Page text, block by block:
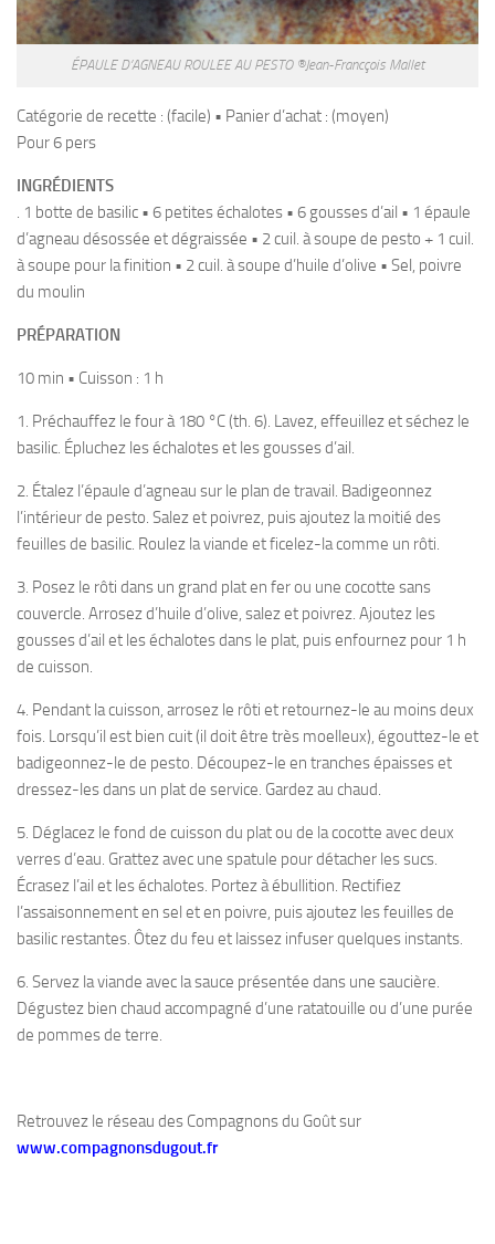
ÉPAULE D’AGNEAU ROULEE AU PESTO ®Jean-Francçois Mallet
Catégorie de recette : (facile) • Panier d’achat : (moyen)
Pour 6 pers
INGRÉDIENTS
. 1 botte de basilic • 6 petites échalotes • 6 gousses d’ail • 1 épaule
d’agneau désossée et dégraissée • 2 cuil. à soupe de pesto + 1 cuil.
à soupe pour la finition • 2 cuil. à soupe d’huile d’olive • Sel, poivre
du moulin
PRÉPARATION
10 min • Cuisson : 1 h
1. Préchauffez le four à 180 °C (th. 6). Lavez, effeuillez et séchez le
basilic. Épluchez les échalotes et les gousses d’ail.
2. Étalez l’épaule d’agneau sur le plan de travail. Badigeonnez
l’intérieur de pesto. Salez et poivrez, puis ajoutez la moitié des
feuilles de basilic. Roulez la viande et ficelez-la comme un rôti.
3. Posez le rôti dans un grand plat en fer ou une cocotte sans
couvercle. Arrosez d’huile d’olive, salez et poivrez. Ajoutez les
gousses d’ail et les échalotes dans le plat, puis enfournez pour 1 h
de cuisson.
4. Pendant la cuisson, arrosez le rôti et retournez-le au moins deux
fois. Lorsqu’il est bien cuit (il doit être très moelleux), égouttez-le et
badigeonnez-le de pesto. Découpez-le en tranches épaisses et
dressez-les dans un plat de service. Gardez au chaud.
5. Déglacez le fond de cuisson du plat ou de la cocotte avec deux
verres d’eau. Grattez avec une spatule pour détacher les sucs.
Écrasez l’ail et les échalotes. Portez à ébullition. Rectifiez
l’assaisonnement en sel et en poivre, puis ajoutez les feuilles de
basilic restantes. Ôtez du feu et laissez infuser quelques instants.
6. Servez la viande avec la sauce présentée dans une saucière.
Dégustez bien chaud accompagné d’une ratatouille ou d’une purée
de pommes de terre.
Retrouvez le réseau des Compagnons du Goût sur
www.compagnonsdugout.fr